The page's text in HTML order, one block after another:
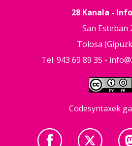
28 Kanala -
San Esteban
Tolosa
Tel: 943 69 89 35 -
Codesyntaxek